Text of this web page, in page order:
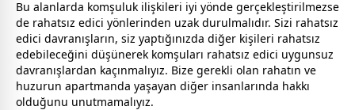
Bu alanlarda komşuluk ilişkileri iyi yönde gerçekleştirilmezse
de rahatsız edici yönlerinden uzak durulmalıdır. Sizi rahatsız
edici davranışların, siz yaptığınızda diğer kişileri rahatsız
edebileceğini düşünerek komşuları rahatsız edici uygunsuz
davranışlardan kaçınmalıyız. Bize gerekli olan rahatın ve
huzurun apartmanda yaşayan diğer insanlarında hakkı
olduğunu unutmamalıyız.